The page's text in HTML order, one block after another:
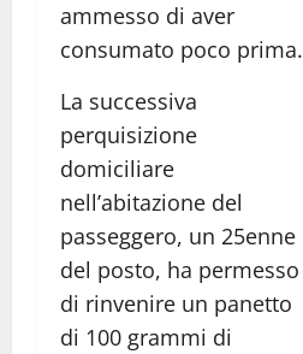
ammesso di aver
consumato poco prima.
La successiva
perquisizione
domiciliare
nell’abitazione del
passeggero, un 25enne
del posto, ha permesso
di rinvenire un panetto
di 100 grammi di